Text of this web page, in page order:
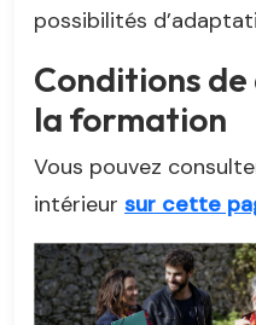
possibilités
Conditions
la formation
Vous pouvez
intérieur sur cette